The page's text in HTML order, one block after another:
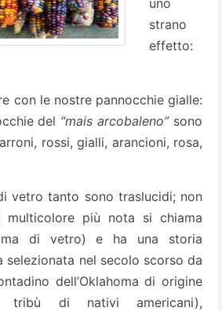
strano
effetto:
con le nostre pannocchie gialle:
del “mais arcobaleno”sono
rossi, gialli, arancioni, rosa,
vetro tanto sono traslucidi; non
più nota si chiama
di vetro) e ha una storia
selezionata nel secolo scorso da
dell’Oklahoma di origine
tribù di nativi americani),